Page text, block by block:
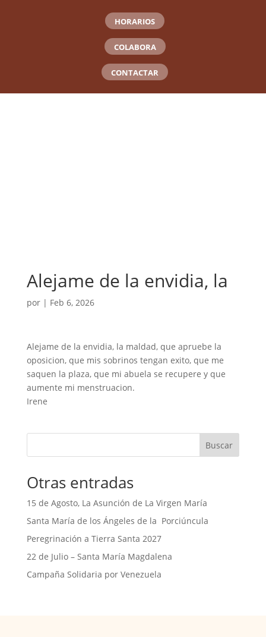
HORARIOS
COLABORA
CONTACTAR
Alejame de la envidia, la
por | Feb 6, 2026
Alejame de la envidia, la maldad, que apruebe la
oposicion, que mis sobrinos tengan exito, que me
saquen la plaza, que mi abuela se recupere y que
aumente mi menstruacion.
Irene
Buscar
Otras entradas
15 de Agosto, La Asunción de La Virgen María
Santa María de los Ángeles de la Porciúncula
Peregrinación a Tierra Santa 2027
22 de Julio – Santa María Magdalena
Campaña Solidaria por Venezuela